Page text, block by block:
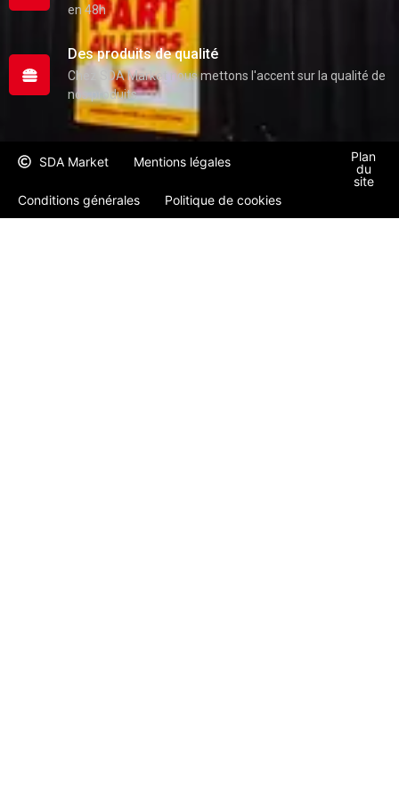
en 48h
Des produits de qualité
Chez SDA Market nous mettons l'accent sur la qualité de
nos produits
SDA Market Mentions légales
Conditions générales Politique de cookies
Plan
du
site